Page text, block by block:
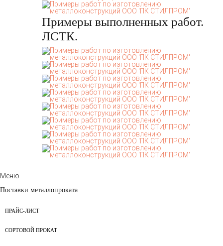
Примеры выполненных работ.
ЛСТК.
Меню
Поставки металлопроката
ПРАЙС-ЛИСТ
СОРТОВОЙ ПРОКАТ